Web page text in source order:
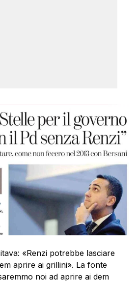
«Renzi potrebbe lasciare
aprire ai grillini». La fonte
noi ad aprire ai dem